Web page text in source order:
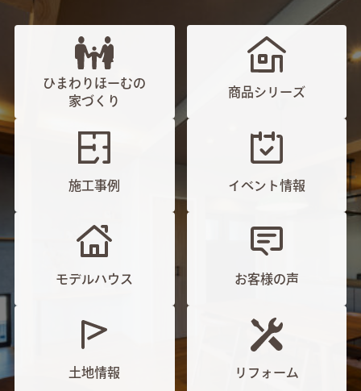
ひまわりほーむの
家づくり
商品シリーズ
施工事例 イベント情報
モデルハウス お客様の声
土地情報 リフォーム